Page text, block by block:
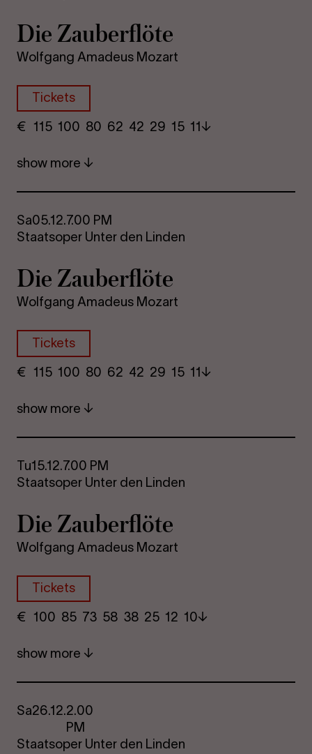
Die Za­uber­flöte
Wolfgang Amadeus Mozart
Tickets
€ ​ 115 100 80​ 62 42 29​ 15 11
show more
Sa05.12.7.00 PM
Staatsoper Unter den Linden
Die Za­uber­flöte
Wolfgang Amadeus Mozart
Tickets
€ ​ 115 100 80​ 62 42 29​ 15 11
show more
Tu15.12.7.00 PM
Staatsoper Unter den Linden
Die Za­uber­flöte
Wolfgang Amadeus Mozart
Tickets
€ ​ 100 85 73​ 58 38 25​ 12 10
show more
Sa26.12.2.00
PM
Staatsoper Unter den Linden